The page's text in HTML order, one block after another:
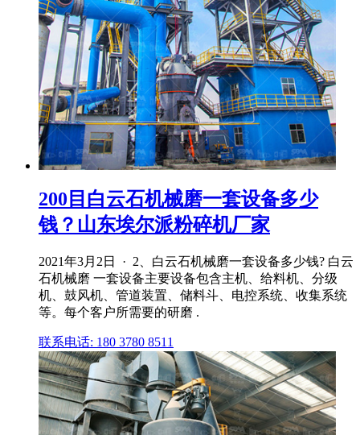
200目白云石机械磨一套设备多少
钱？山东埃尔派粉碎机厂家
2021年3月2日 · 2、白云石机械磨一套设备多少钱? 白云
石机械磨 一套设备主要设备包含主机、给料机、分级
机、鼓风机、管道装置、储料斗、电控系统、收集系统
等。每个客户所需要的研磨 .
联系电话: 180 3780 8511